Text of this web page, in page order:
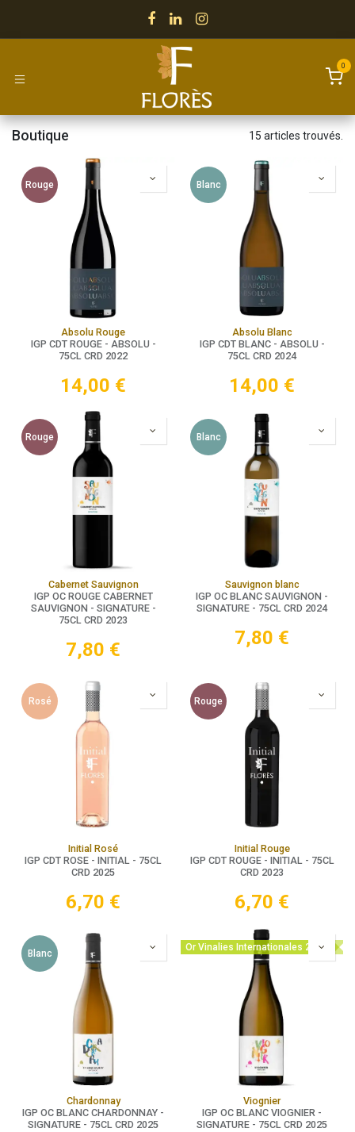
0
Boutique 15 articles trouvés.
Rouge
Absolu Rouge
IGP CDT ROUGE - ABSOLU -
75CL CRD 2022
14,00 €
Blanc
Absolu Blanc
IGP CDT BLANC - ABSOLU -
75CL CRD 2024
14,00 €
Rouge
Cabernet Sauvignon
IGP OC ROUGE CABERNET
SAUVIGNON - SIGNATURE -
75CL CRD 2023
7,80 €
Blanc
Sauvignon blanc
IGP OC BLANC SAUVIGNON -
SIGNATURE - 75CL CRD 2024
7,80 €
Rosé
Initial Rosé
IGP CDT ROSE - INITIAL - 75CL
CRD 2025
6,70 €
Rouge
Initial Rouge
IGP CDT ROUGE - INITIAL - 75CL
CRD 2023
6,70 €
Blanc
Chardonnay
IGP OC BLANC CHARDONNAY -
SIGNATURE - 75CL CRD 2025
Or Vinalies Internationales 2025
Viognier
IGP OC BLANC VIOGNIER -
SIGNATURE - 75CL CRD 2025